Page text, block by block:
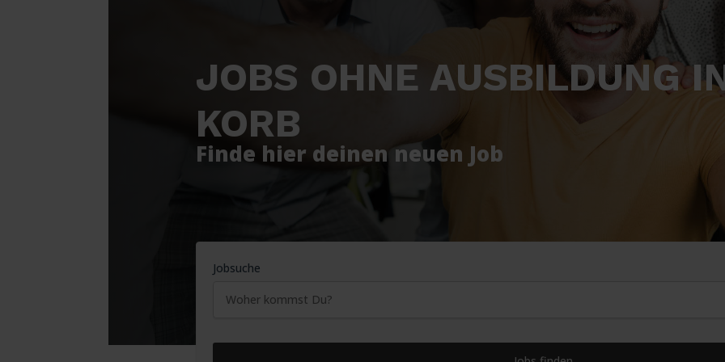
JOBS OHNE AUSBILDUNG
KORB
Finde hier deinen neuen Job
Jobsuche